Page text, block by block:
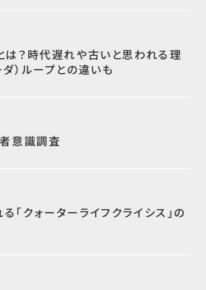
は？時代遅れや古いと思われる理
）ループとの違いも
意識調査
「クォーターライフクライシス」の